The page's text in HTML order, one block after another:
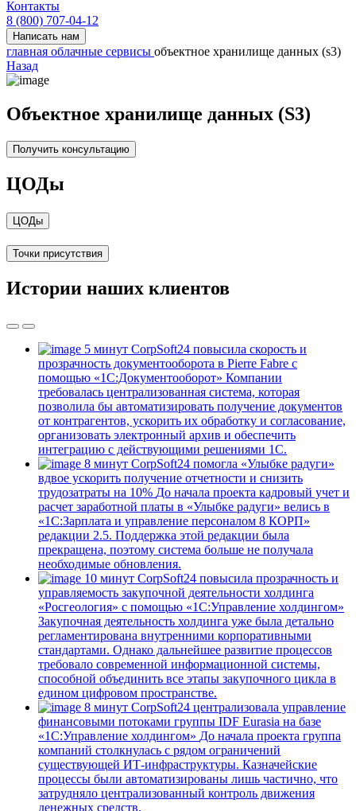
Контакты
8 (800) 707-04-12
Написать нам
главная облачные сервисы объектное хранилище данных (s3)
Назад
Объектное хранилище данных (S3)
Получить консультацию
ЦОДы
ЦОДы
Точки присутствия
Истории наших клиентов
5 минут CorpSoft24 повысила скорость и
прозрачность документооборота в Pierre Fabre с
помощью «1С:Документооборот» Компании
требовалась централизованная система, которая
позволила бы автоматизировать получение документов
от контрагентов, ускорить их обработку и согласование,
организовать электронный архив и обеспечить
интеграцию с действующими решениями 1С.
8 минут CorpSoft24 помогла «Улыбке радуги»
вдвое ускорить получение отчетности и снизить
трудозатраты на 10% До начала проекта кадровый учет и
расчет заработной платы в «Улыбке радуги» велись в
«1С:Зарплата и управление персоналом 8 КОРП»
редакции 2.5. Поддержка этой редакции была
прекращена, поэтому система больше не получала
необходимые обновления.
10 минут CorpSoft24 повысила прозрачность и
управляемость закупочной деятельности холдинга
«Росгеология» с помощью «1С:Управление холдингом»
Закупочная деятельность холдинга уже была детально
регламентирована внутренними корпоративными
стандартами. Однако дальнейшее развитие процессов
требовало современной информационной системы,
способной объединить все этапы закупочного цикла в
едином цифровом пространстве.
8 минут CorpSoft24 централизовала управление
финансовыми потоками группы IDF Eurasia на базе
«1С:Управление холдингом» До начала проекта группа
компаний столкнулась с рядом ограничений
существующей ИТ-инфраструктуры. Казначейские
процессы были автоматизированы лишь частично, что
затрудняло централизованный контроль движения
денежных средств.